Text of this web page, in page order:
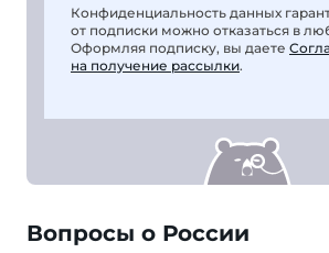
Конфиденциальность данных
от подписки можно отказаться в
Оформляя подписку, вы даете
на получение рассылки.
Вопросы о России